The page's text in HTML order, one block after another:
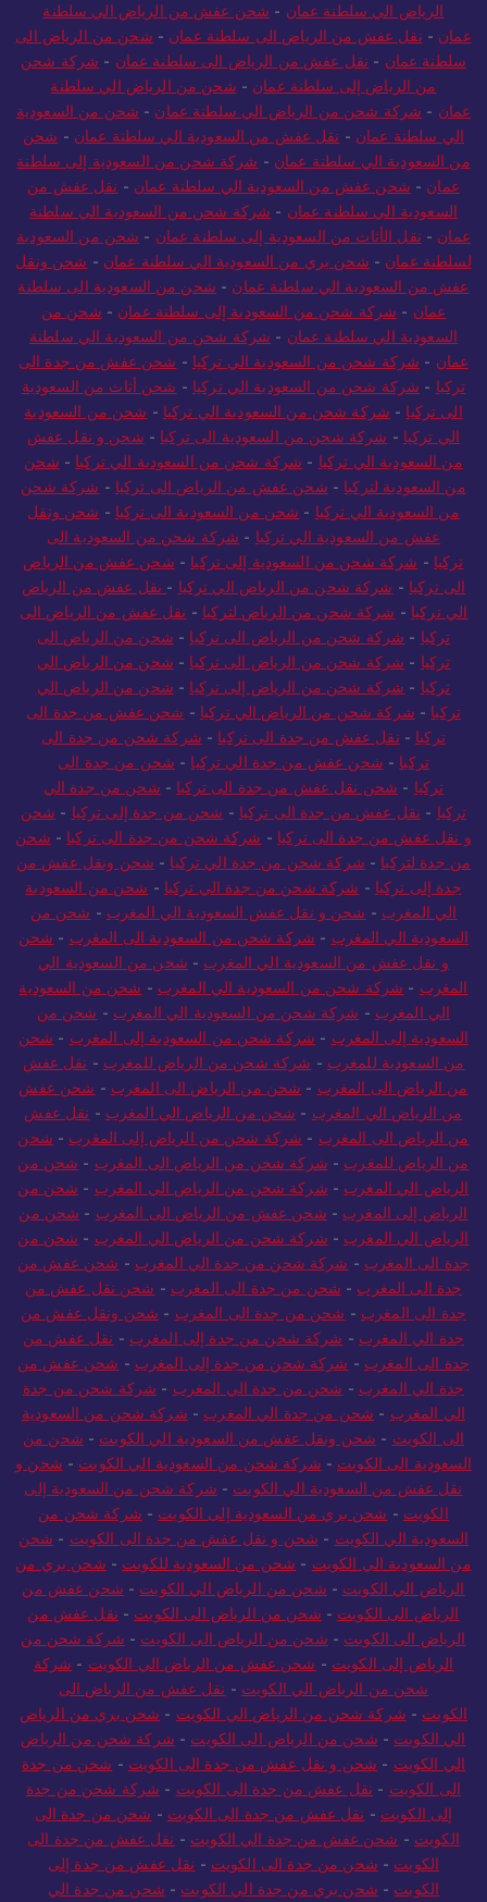
الرياض الي سلطنة عمان - شحن عفش من الرياض الي سلطنة
عمان - نقل عفش من الرياض الى سلطنة عمان - شحن من الرياض الى
سلطنة عمان - نقل عفش من الرياض الى سلطنة عمان - شركة شحن
من الرياض إلى سلطنة عمان - شحن من الرياض الي سلطنة
عمان - شركة شحن من الرياض الي سلطنة عمان - شحن من السعودية
الي سلطنة عمان - نقل عفش من السعودية الي سلطنة عمان - شحن
من السعودية الي سلطنة عمان - شركة شحن من السعودية إلى سلطنة
عمان - شحن عفش من السعودية الي سلطنة عمان - نقل عفش من
السعودية الي سلطنة عمان - شركة شحن من السعودية الي سلطنة
عمان - نقل الأثاث من السعودية إلى سلطنة عمان - شحن من السعودية
لسلطنة عمان - شحن بري من السعودية الي سلطنة عمان - شحن ونقل
عفش من السعودية الي سلطنة عمان - شحن من السعودية الى سلطنة
عمان - شركة شحن من السعودية إلى سلطنة عمان - شحن من
السعودية الي سلطنة عمان - شركة شحن من السعودية الي سلطنة
عمان - شركة شحن من السعودية الي تركيا - شحن عفش من جدة الى
تركيا - شركة شحن من السعودية الي تركيا - شحن أثاث من السعودية
الى تركيا - شركة شحن من السعودية الي تركيا - شحن من السعودية
الي تركيا - شركة شحن من السعودية الى تركيا - شحن و نقل عفش
من السعودية الي تركيا - شركة شحن من السعودية الي تركيا - شحن
من السعودية لتركيا - شحن عفش من الرياض الى تركيا - شركة شحن
من السعودية الي تركيا - شحن من السعودية الى تركيا - شحن ونقل
عفش من السعودية الي تركيا - شركة شحن من السعودية الى
تركيا - شركة شحن من السعودية إلى تركيا - شحن عفش من الرياض
الى تركيا - شركة شحن من الرياض الي تركيا - نقل عفش من الرياض
الي تركيا - شركة شحن من الرياض لتركيا - نقل عفش من الرياض الى
تركيا - شركة شحن من الرياض الى تركيا - شحن من الرياض الى
تركيا - شركة شحن من الرياض الى تركيا - شحن من الرياض الي
تركيا - شركة شحن من الرياض إلى تركيا - شحن من الرياض الي
تركيا - شركة شحن من الرياض الي تركيا - شحن عفش من جدة الى
تركيا - نقل عفش من جدة الى تركيا - شركة شحن من جدة الى
تركيا - شحن عفش من جدة الي تركيا - شحن من جدة الى
تركيا - شحن نقل عفش من جدة الى تركيا - شحن من جدة الي
تركيا - نقل عفش من جدة الى تركيا - شحن من جدة إلى تركيا - شحن
و نقل عفش من جدة الى تركيا - شركة شحن من جدة الى تركيا - شحن
من جدة لتركيا - شركة شحن من جدة الي تركيا - شحن ونقل عفش من
جدة إلى تركيا - شركة شحن من جدة الي تركيا - شحن من السعودية
الي المغرب - شحن و نقل عفش السعودية الي المغرب - شحن من
السعودية الي المغرب - شركة شحن من السعودية الى المغرب - شحن
و نقل عفش من السعودية الي المغرب - شحن من السعودية الي
المغرب - شركة شحن من السعودية الي المغرب - شحن من السعودية
الي المغرب - شركة شحن من السعودية الي المغرب - شحن من
السعودية إلى المغرب - شركة شحن من السعودية إلى المغرب - شحن
من السعودية للمغرب - شركة شحن من الرياض للمغرب - نقل عفش
من الرياض الى المغرب - شحن من الرياض الى المغرب - شحن عفش
من الرياض الي المغرب - شحن من الرياض الي المغرب - نقل عفش
من الرياض الى المغرب - شركة شحن من الرياض إلى المغرب - شحن
من الرياض للمغرب - شركة شحن من الرياض الى المغرب - شحن من
الرياض الي المغرب - شركة شحن من الرياض الي المغرب - شحن من
الرياض إلى المغرب - شحن عفش من الرياض الى المغرب - شحن من
الرياض الي المغرب - شركة شحن من الرياض الي المغرب - شحن من
جدة الى المغرب - شركة شحن من جدة الي المغرب - شحن عفش من
جدة الى المغرب - شحن من جدة الى المغرب - شحن نقل عفش من
جدة الى المغرب - شحن من جدة الى المغرب - شحن ونقل عفش من
جدة الي المغرب - شركة شحن من جدة إلى المغرب - نقل عفش من
جدة الى المغرب - شركة شحن من جدة إلى المغرب - شحن عفش من
جدة الي المغرب - شحن من جدة الي المغرب - شركة شحن من جدة
الي المغرب - شحن من جدة الي المغرب - شركة شحن من السعودية
الى الكويت - شحن ونقل عفش من السعودية الي الكويت - شحن من
السعودية الى الكويت - شركة شحن من السعودية الي الكويت - شحن و
نقل عفش من السعودية الي الكويت - شركة شحن من السعودية إلى
الكويت - شحن بري من السعودية إلى الكويت - شركة شحن من
السعودية الي الكويت - شحن و نقل عفش من جدة الى الكويت - شحن
من السعودية الي الكويت - شحن من السعودية للكويت - شحن بري من
الرياض الي الكويت - شحن من الرياض الي الكويت - شحن عفش من
الرياض الى الكويت - شحن من الرياض الى الكويت - نقل عفش من
الرياض الى الكويت - شحن من الرياض الى الكويت - شركة شحن من
الرياض إلى الكويت - شحن عفش من الرياض الي الكويت - شركة
شحن من الرياض الي الكويت - نقل عفش من الرياض الى
الكويت - شركة شحن من الرياض الي الكويت - شحن بري من الرياض
الي الكويت - شحن من الرياض الى الكويت - شركة شحن من الرياض
الي الكويت - شحن و نقل عفش من جدة الى الكويت - شحن من جدة
الى الكويت - نقل عفش من جدة الى الكويت - شركة شحن من جدة
إلى الكويت - نقل عفش من جدة الى الكويت - شحن من جدة الى
الكويت - شحن عفش من جدة الي الكويت - نقل عفش من جدة الى
الكويت - شحن من جدة الى الكويت - نقل عفش من جدة إلى
الكويت - شحن بري من جدة الي الكويت - شحن من جدة الي